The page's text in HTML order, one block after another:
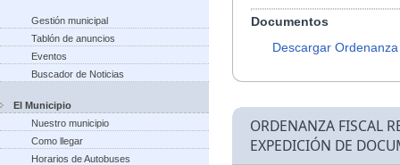
Gestión municipal
Tablón de anuncios
Eventos
Buscador de Noticias
El Municipio
Nuestro municipio
Como llegar
Horarios de Autobuses
Documentos
Descargar Ordenanza
ORDENANZA FISCAL
EXPEDICIÓN DE